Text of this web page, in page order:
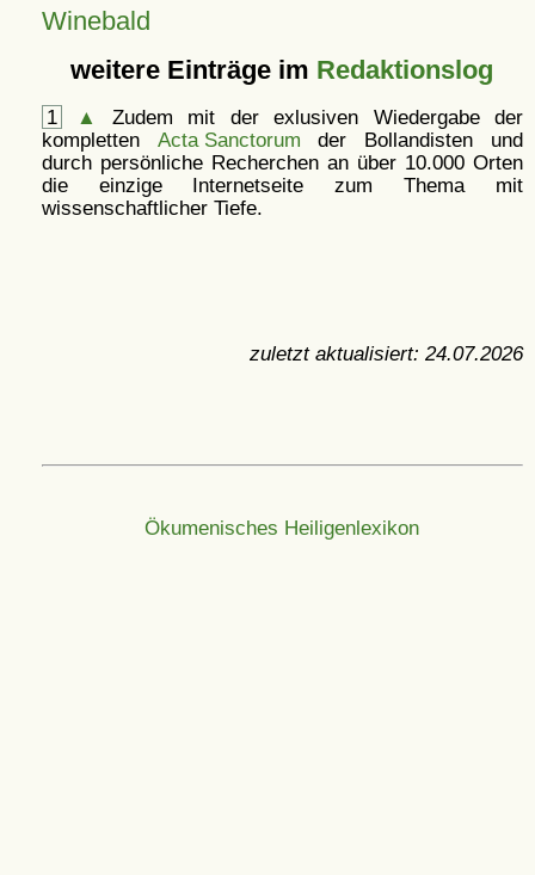
Winebald
weitere Einträge im Redaktionslog
1 ▲
Zudem mit der exlusiven Wiedergabe der
kompletten Acta Sanctorum der Bollandisten und
durch persönliche Recherchen an über 10.000 Orten
die einzige Internetseite zum Thema mit
wissenschaftlicher Tiefe.
zuletzt aktualisiert: 24.07.2026
Ökumenisches Heiligenlexikon